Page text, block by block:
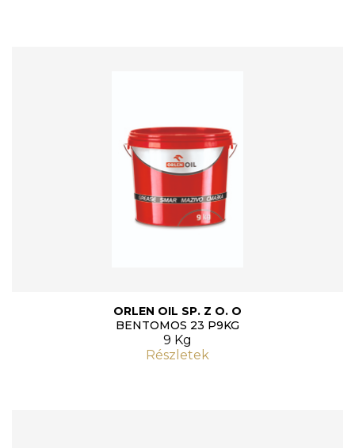
ORLEN OIL SP. Z O. O
BENTOMOS 23 P9KG
9 Kg
Részletek